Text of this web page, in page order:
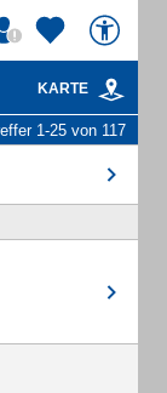
KARTE
1-25 von 117